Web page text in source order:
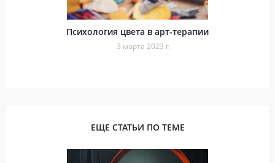
Психология цвета в арт-терапии
3 марта 2023 г.
ЕЩЕ СТАТЬИ ПО ТЕМЕ